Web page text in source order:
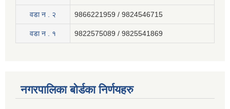
वडा न . २ 9866221959 / 9824546715
वडा न . १ 9822575089 / 9825541869
नगरपालिका बोर्डका निर्णयहरु